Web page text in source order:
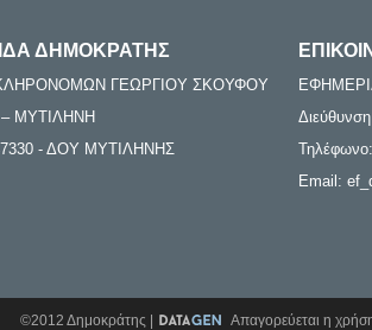
ΔΗΜΟΚΡΑΤΗΣ
ΓΕΩΡΓΙΟΥ ΣΚΟΥΦΟΥ
ΜΥΤΙΛΗΝΗ
- ΔΟΥ ΜΥΤΙΛΗΝΗΣ
Email:
©2012 Δημοκράτης | Απαγορεύεται η